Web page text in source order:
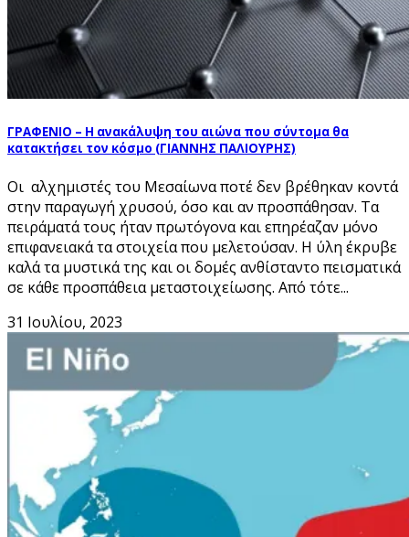
ΓΡΑΦΕΝΙΟ – Η ανακάλυψη του αιώνα που σύντομα θα
κατακτήσει τον κόσμο (ΓΙΑΝΝΗΣ ΠΑΛΙΟΥΡΗΣ)
Οι αλχημιστές του Μεσαίωνα ποτέ δεν βρέθηκαν κοντά
στην παραγωγή χρυσού, όσο και αν προσπάθησαν. Τα
πειράματά τους ήταν πρωτόγονα και επηρέαζαν μόνο
επιφανειακά τα στοιχεία που μελετούσαν. Η ύλη έκρυβε
καλά τα μυστικά της και οι δομές ανθίσταντο πεισματικά
σε κάθε προσπάθεια μεταστοιχείωσης. Από τότε...
31 Ιουλίου, 2023